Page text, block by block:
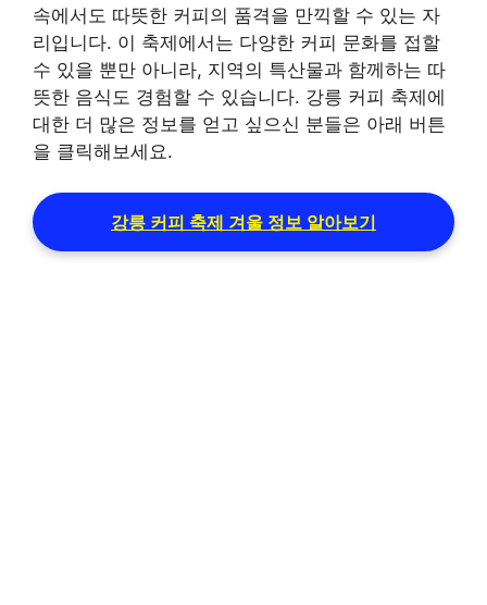
속에서도 따뜻한 커피의 품격을 만끽할 수 있는 자
리입니다. 이 축제에서는 다양한 커피 문화를 접할
수 있을 뿐만 아니라, 지역의 특산물과 함께하는 따
뜻한 음식도 경험할 수 있습니다. 강릉 커피 축제에
대한 더 많은 정보를 얻고 싶으신 분들은 아래 버튼
을 클릭해보세요.
강릉 커피 축제 겨울 정보 알아보기